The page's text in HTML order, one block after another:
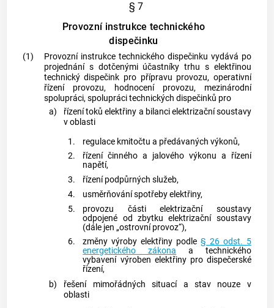
§ 7
Provozní instrukce technického
dispečinku
(1)
Provozní instrukce technického dispečinku vydává po
projednání s dotčenými účastníky trhu s elektřinou
technický dispečink pro přípravu provozu, operativní
řízení provozu, hodnocení provozu, mezinárodní
spolupráci, spolupráci technických dispečinků pro
a)
řízení toků elektřiny a bilancielektrizační soustavy
v oblasti
1.
regulace kmitočtu a předávaných výkonů,
2.
řízení činného a jalového výkonu a řízení
napětí,
3.
řízenípodpůrných služeb,
4.
usměrňování spotřeby elektřiny,
5.
provozu částielektrizační soustavy
odpojené od zbytkuelektrizační soustavy
(dále jen „ostrovní provoz“),
6.
změny výroby elektřiny podle§ 26 odst. 5
energetického zákona a technického
vybavení výroben elektřinypro dispečerské
řízení,
b)
řešení mimořádných situací a stav nouze v
oblasti